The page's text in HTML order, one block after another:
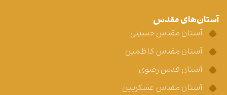
آستان‌های مقدس
آستان مقدس حسینی
آستان مقدس کاظمین
آستان قدس رضوی
آستان مقدس عسکریین